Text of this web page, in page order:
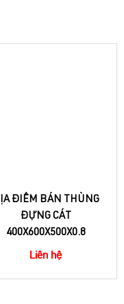
ĐIỂM BÁN THÙNG
ĐỰNG CÁT
400X600X500X0.8
Liên hệ